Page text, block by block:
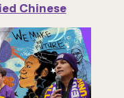
Chinese